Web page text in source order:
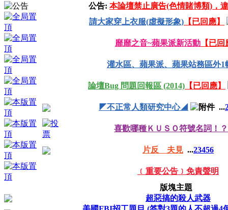
公告: 本論壇禁止廣告(色情賭博類)，
請大家穿上衣服(虛擬形象) 【已回應】
靡靡之音~蘋果派新活動 【已
灌水區、蘋果派、蘋果站務區外1
論壇Bug 問題回報區 (2014) 【已回應】
◤不正常人類研究中心◢ ...
喜歡哪種ＫＵＳＯ符號名詞！？
片反 夫見 ...23456
﹝重要公告﹞免責聲明
版塊主題
超惡搞的殺人武器